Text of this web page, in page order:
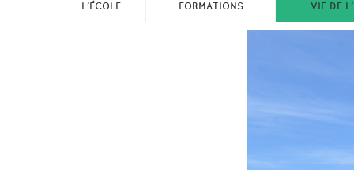
L'ÉCOLE FORMATIONS VIE DE